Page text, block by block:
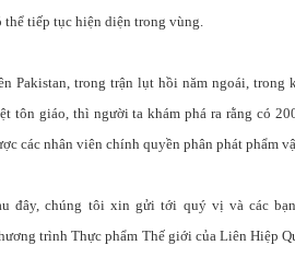
thể tiếp tục hiện diện trong vùng.
Pakistan, trong trận lụt hồi năm ngoái,
tôn giáo, thì người ta khám phá ra rằng có
các nhân viên chính quyền phân phát phẩm
đây, chúng tôi xin gửi tới quý vị và các
trình Thực phẩm Thế giới của Liên Hiệp